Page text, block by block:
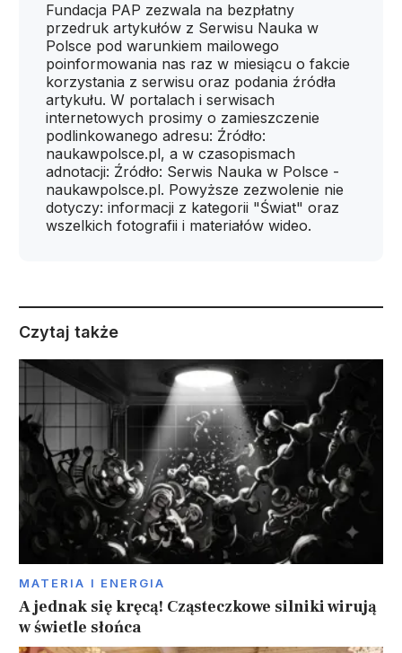
Fundacja PAP zezwala na bezpłatny
przedruk artykułów z Serwisu Nauka w
Polsce pod warunkiem mailowego
poinformowania nas raz w miesiącu o fakcie
korzystania z serwisu oraz podania źródła
artykułu. W portalach i serwisach
internetowych prosimy o zamieszczenie
podlinkowanego adresu: Źródło:
naukawpolsce.pl, a w czasopismach
adnotacji: Źródło: Serwis Nauka w Polsce -
naukawpolsce.pl. Powyższe zezwolenie nie
dotyczy: informacji z kategorii "Świat" oraz
wszelkich fotografii i materiałów wideo.
Czytaj także
MATERIA I ENERGIA
A jednak się kręcą! Cząsteczkowe silniki wirują
w świetle słońca